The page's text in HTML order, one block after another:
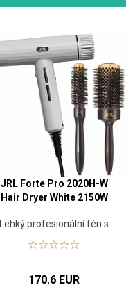
JRL Forte Pro 2020H-W
Hair Dryer White 2150W
Lehký profesionální fén s
ionizací
170.6 EUR